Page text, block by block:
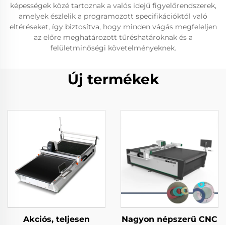
képességek közé tartoznak a valós idejű figyelőrendszerek,
amelyek észlelik a programozott specifikációktól való
eltéréseket, így biztosítva, hogy minden vágás megfeleljen
az előre meghatározott tűréshatároknak és a
felületminőségi követelményeknek.
Új termékek
Akciós, teljesen
Nagyon népszerű CNC